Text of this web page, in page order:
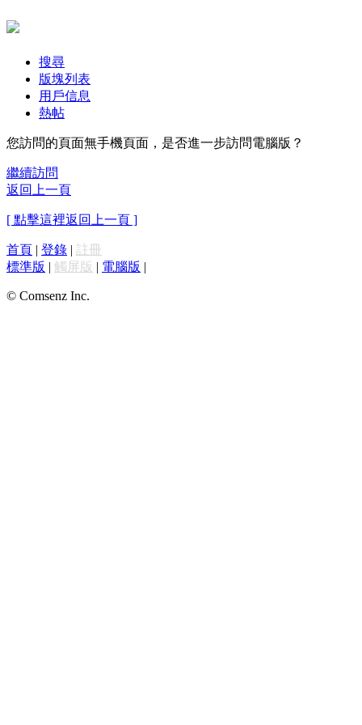
搜尋
版塊列表
用戶信息
熱帖
您訪問的頁面無手機頁面，是否進一步訪問電腦版？
繼續訪問
返回上一頁
[ 點擊這裡返回上一頁 ]
首頁 | 登錄 | 註冊
標準版 | 觸屏版 | 電腦版 |
© Comsenz Inc.